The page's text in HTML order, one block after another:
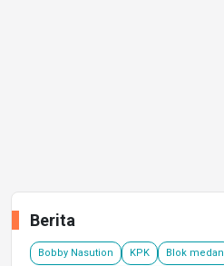
Berita
Bobby Nasution KPK Blok medan